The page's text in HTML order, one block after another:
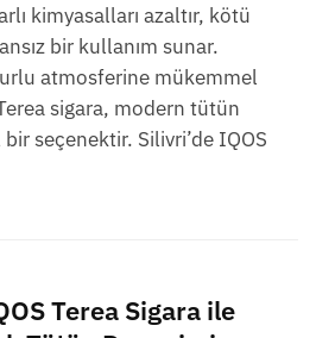
kimyasalları azaltır, kötü
bir kullanım sunar.
atmosferine mükemmel
sigara, modern tütün
bir seçenektir. Silivri’de IQOS
Terea Sigara ile